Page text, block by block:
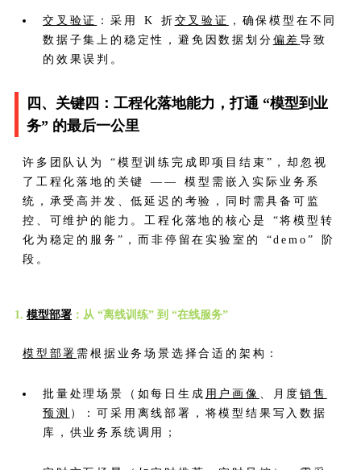
交叉验证 ：采用 K 折 交叉验证
，确保模型在不同
数据子集上的稳定性，避免因数据划分 偏差导致
的效果误判。
四、关键四：工程化落地能力，打通 “模型到业
务” 的最后一公里
许多团队认为 “模型训练完成即项目结束”，却忽视
了工程化落地的关键 —— 模型需嵌入实际业务系
统，承受高并发、低延迟的考验，同时需具备可监
控、可维护的能力。工程化落地的核心是 “将模型转
化为稳定的服务”，而非停留在实验室的 “demo” 阶
段。
1. 模型部署 ：从 “离线训练” 到 “在线服务”
模型部署 需根据业务场景选择合适的架构：
批量处理场景（如每日生成 用户画像 、月度销售
预测 ）：可采用离线部署，将模型结果写入数据
库，供业务系统调用；